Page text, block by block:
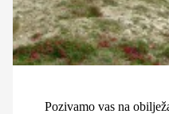
Pozivamo vas na